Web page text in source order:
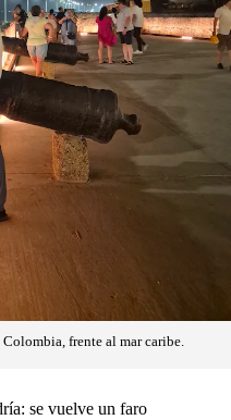
frente al mar caribe.
se vuelve un faro